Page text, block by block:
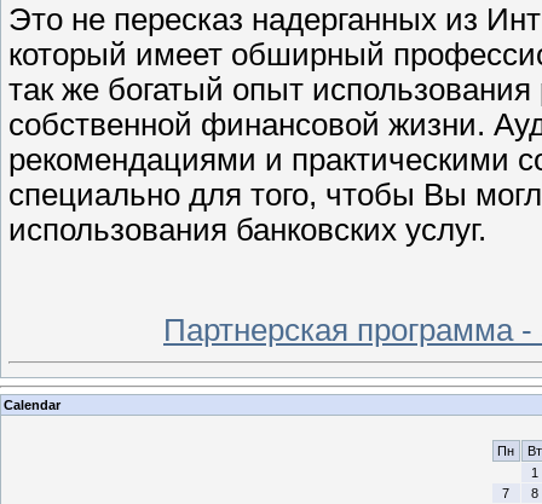
Это не пересказ надерганных из
который имеет обширный
так же богатый опыт
собственной финансовой жизни.
рекомендациями и практическими
специально для того, чтобы Вы
использования банковских услуг.
Партнерская программа
Calendar
Пн
Вт
1
7
8